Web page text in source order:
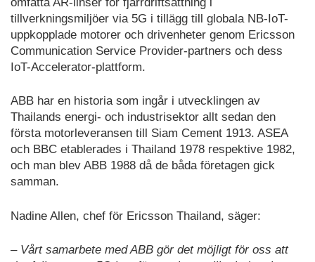
tillverkningsmiljöer via 5G i tillägg till globala NB-IoT-
uppkopplade motorer och drivenheter genom Ericsson
Communication Service Provider-partners och dess
IoT-Accelerator-plattform.
ABB har en historia som ingår i utvecklingen av
Thailands energi- och industrisektor allt sedan den
första motorleveransen till Siam Cement 1913. ASEA
och BBC etablerades i Thailand 1978 respektive 1982,
och man blev ABB 1988 då de båda företagen gick
samman.
Nadine Allen, chef för Ericsson Thailand, säger:
– Vårt samarbete med ABB gör det möjligt för oss att